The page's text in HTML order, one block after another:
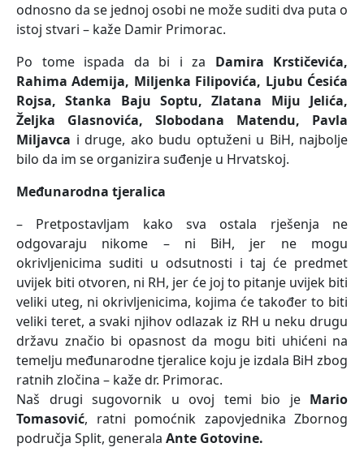
odnosno da se jednoj osobi ne može suditi dva puta o
istoj stvari – kaže Damir Primorac.
Po tome ispada da bi i za Damira Krstičevića,
Rahima Ademija, Miljenka Filipovića, Ljubu Ćesića
Rojsa, Stanka Baju Soptu, Zlatana Miju Jelića,
Željka Glasnovića, Slobodana Matendu, Pavla
Miljavca i druge, ako budu optuženi u BiH, najbolje
bilo da im se organizira suđenje u Hrvatskoj.
Međunarodna tjeralica
– Pretpostavljam kako sva ostala rješenja ne
odgovaraju nikome – ni BiH, jer ne mogu
okrivljenicima suditi u odsutnosti i taj će predmet
uvijek biti otvoren, ni RH, jer će joj to pitanje uvijek biti
veliki uteg, ni okrivljenicima, kojima će također to biti
veliki teret, a svaki njihov odlazak iz RH u neku drugu
državu značio bi opasnost da mogu biti uhićeni na
temelju međunarodne tjeralice koju je izdala BiH zbog
ratnih zločina – kaže dr. Primorac.
Naš drugi sugovornik u ovoj temi bio je Mario
Tomasović, ratni pomoćnik zapovjednika Zbornog
područja Split, generala Ante Gotovine.